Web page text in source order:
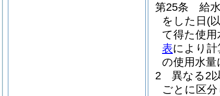
第25条
給
をした日 (
て得た使
表により
の使用水
2
異なる2
ごとに区